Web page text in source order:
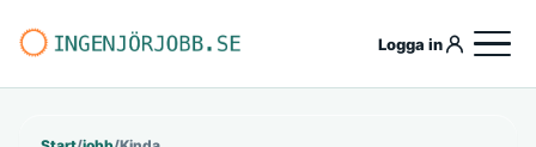
Logga in